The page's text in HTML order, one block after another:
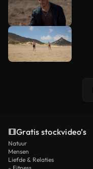
Gratis stockvideo’s
Natuur
Mensen
Liefde & Relaties